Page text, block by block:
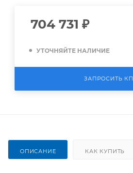
704 731 ₽
УТОЧНЯЙТЕ НАЛИЧИЕ
ЗАПРОСИТЬ КП
ОПИСАНИЕ КАК КУПИТЬ